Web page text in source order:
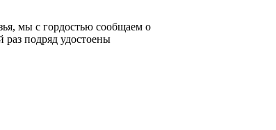
мы с гордостью сообщаем о
подряд удостоены